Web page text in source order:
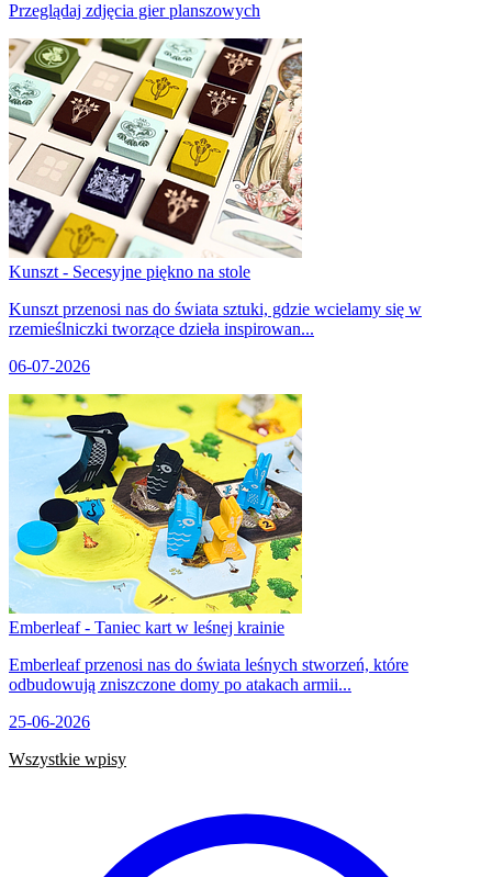
Przeglądaj zdjęcia gier planszowych
Kunszt - Secesyjne piękno na stole
Kunszt przenosi nas do świata sztuki, gdzie wcielamy się w
rzemieślniczki tworzące dzieła inspirowan...
06-07-2026
Emberleaf - Taniec kart w leśnej krainie
Emberleaf przenosi nas do świata leśnych stworzeń, które
odbudowują zniszczone domy po atakach armii...
25-06-2026
Wszystkie wpisy